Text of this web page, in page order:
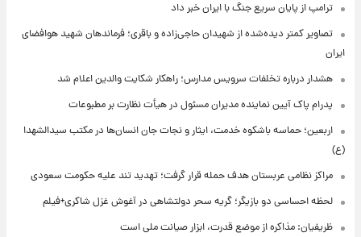
ترامپ از پایان سریع جنگ با ایران خبر داد
تصاویر کمتر دیده‌شده از شهیدان حاجی‌زاده و باقری؛ فرماندهان شهید هوافضای
ایران
هشدار درباره تخلفات سرویس مدارس؛ راهکار شکایت والدین اعلام شد
پدرام پاک آیین نماینده مدیران مسئول در هیأت نظارت بر مطبوعات
اربعین؛ حماسه باشکوه خدمت، ایثار و نجات جان انسان‌ها در مکتب سیدالشهدا
(ع)
مراکز نظامی عربستان هدف حمله قرار گرفت؛ تهدید تند علیه حکومت سعودی
لحظه احساسی دو بازیگر؛ گریه سحر دولتشاهی در آغوش غزل شاکری+فیلم
ظریفیان: مذاکره از موضع قدرت، ابزار صیانت ملی است